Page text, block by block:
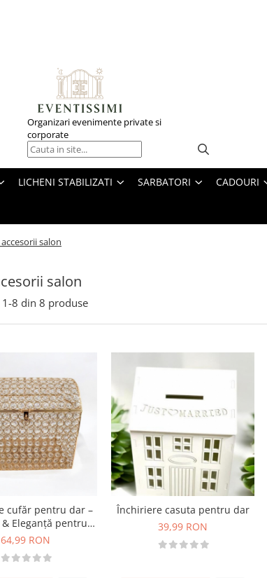
Organizari evenimente private si
corporate
LICHENI STABILIZATI SARBATORI CADOURI
salon
salon
1-8 din 8 produse
cufăr pentru dar –
Eleganță pentru
Tău
64,99 RON
Închiriere casuta pentru dar
39,99 RON